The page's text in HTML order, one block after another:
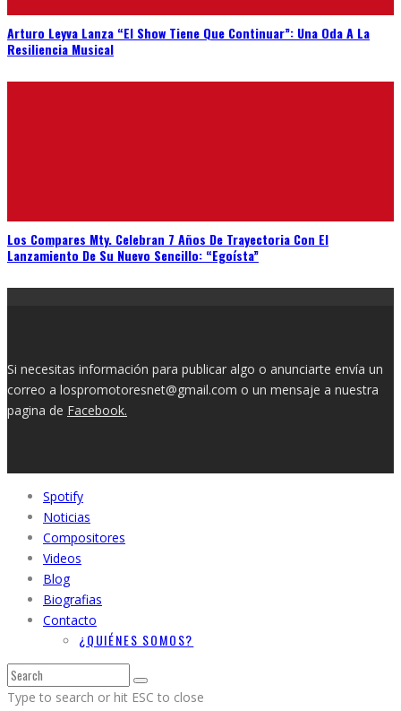
Arturo Leyva Lanza “El Show Tiene Que Continuar”: Una Oda A La
Resiliencia Musical
Los Compares Mty. Celebran 7 Años De Trayectoria Con El
Lanzamiento De Su Nuevo Sencillo: “Egoísta”
Si necesitas información para publicar algo o anunciarte envía un
correo a lospromotoresnet@gmail.com o un mensaje a nuestra
pagina de Facebook.
Spotify
Noticias
Compositores
Videos
Blog
Biografias
Contacto
¿QUIÉNES SOMOS?
Type to search or hit ESC to close